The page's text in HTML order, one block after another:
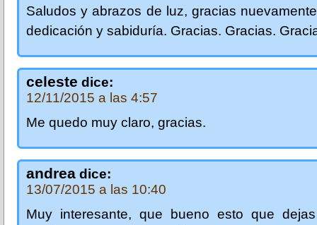
Saludos y abrazos de luz, gracias
dedicación y sabiduría. Gracias. Gracias.
celeste dice:
12/11/2015 a las 4:57
Me quedo muy claro, gracias.
andrea dice:
13/07/2015 a las 10:40
Muy interesante, que bueno esto que